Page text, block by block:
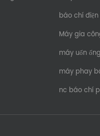
báo chí
Máy gia
máy uốn
máy phay
nc báo chí